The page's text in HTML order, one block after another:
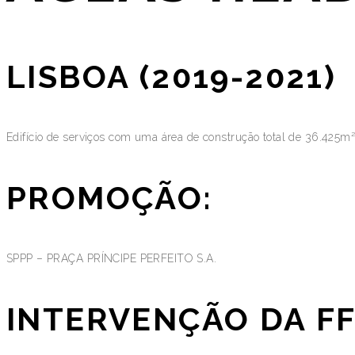
LISBOA (2019-2021)
Edifício de serviços com uma área de construção total de
PROMOÇÃO:
SPPP – PRAÇA PRÍNCIPE PERFEITO S.A.
INTERVENÇÃO DA